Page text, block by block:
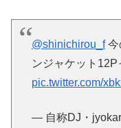
@shinichirou_f今
ンジャケット
pic.twitter.com/
— 自称DJ・